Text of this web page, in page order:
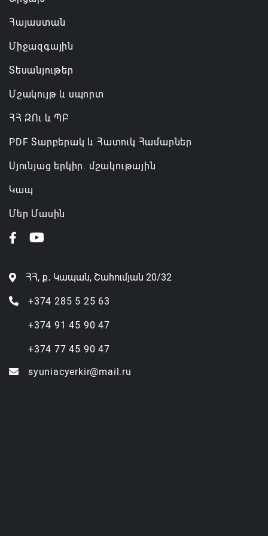
Հայաստան
Միջազգային
Տեսանյութեր
Մշակույթ և սպորտ
ՀՀ ԶՈւ և ՊԲ
PDF Տարբերակ և Հատուկ Համարներ
Սյունյաց երկիր. մշակութային
Կապ
Մեր Մասին
ՀՀ, ք․ Կապան, Շահումյան 20/32
+374 285 5 25 63
+374 91 45 90 47
+374 77 45 90 47
syuniacyerkir@mail.ru